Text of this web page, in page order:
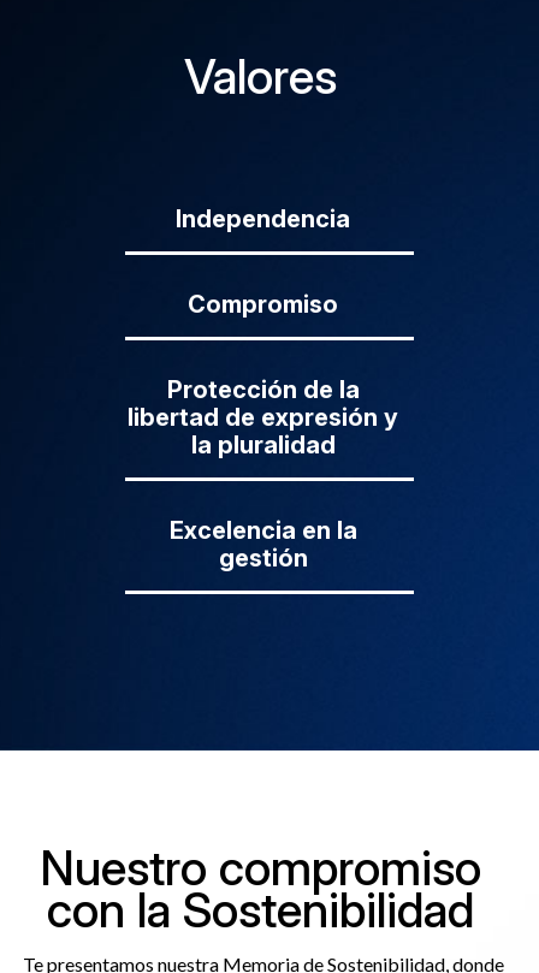
Valores
Independencia
Compromiso
Protección de la
libertad de expresión y
la pluralidad
Excelencia en la
gestión
Nuestro compromiso
con la Sostenibilidad
Te presentamos nuestra Memoria de Sostenibilidad, donde